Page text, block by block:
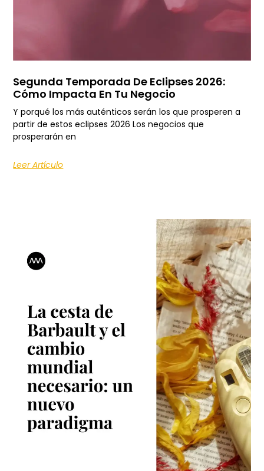
Segunda Temporada De Eclipses 2026:
Cómo Impacta En Tu Negocio
Y porqué los más auténticos serán los que prosperen a
partir de estos eclipses 2026 Los negocios que
prosperarán en
Leer Artículo